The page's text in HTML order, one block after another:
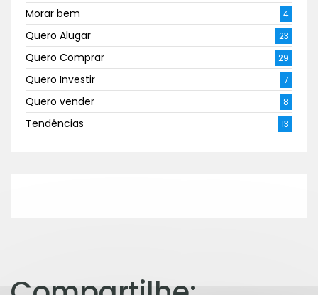
Morar bem 4
Quero Alugar 23
Quero Comprar 29
Quero Investir 7
Quero vender 8
Tendências 13